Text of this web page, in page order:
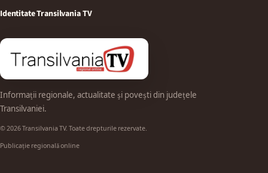
Identitate Transilvania TV
Informații regionale, actualitate și povești din județele
Transilvaniei.
© 2026 Transilvania TV. Toate drepturile rezervate.
Publicație regională online